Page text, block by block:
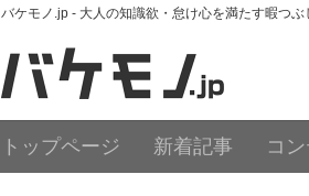
バケモノ.jp - 大人の知識欲・怠け心を満たす暇つ
トップページ 新着記事 コ